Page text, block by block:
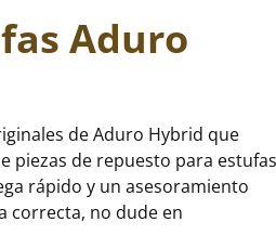
Aduro
de Aduro Hybrid que
piezas de repuesto para
rápido y un asesoramiento
correcta, no dude en